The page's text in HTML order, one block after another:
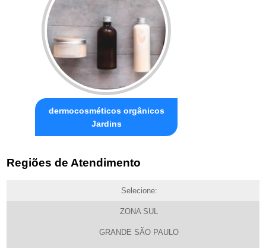
dermocosméticos orgânicos
Jardins
Regiões de Atendimento
Selecione:
ZONA SUL
GRANDE SÃO PAULO